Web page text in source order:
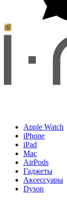
Apple Watch
iPhone
iPad
Mac
AirPods
Гаджеты
Аксессуары
Dyson